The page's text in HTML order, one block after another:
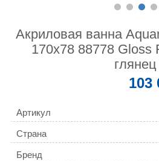
Акриловая ванна
170x78 88778 Gloss
глянец
103
Артикул
Страна
Бренд